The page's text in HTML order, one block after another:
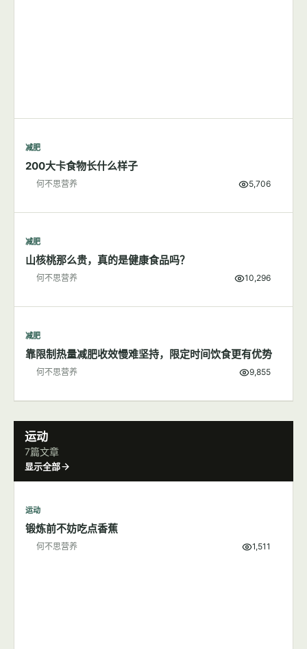
减肥
200大卡食物长什么样子
何不思营养 5,706
减肥
山核桃那么贵，真的是健康食品吗？
何不思营养 10,296
减肥
靠限制热量减肥收效慢难坚持，限定时间饮食更有优势
何不思营养 9,855
运动
7篇文章
显示全部
运动
锻炼前不妨吃点香蕉
何不思营养 1,511